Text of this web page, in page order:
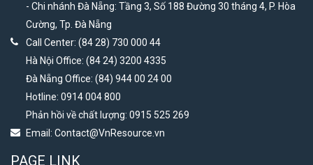
- Chi nhánh Đà Nẵng: Tầng 3, Số 188 Đường 30 tháng 4, P. Hòa
Cường, Tp. Đà Nẵng
Call Center: (84 28) 730 000 44
Hà Nội Office: (84 24) 3200 4335
Đà Nẵng Office: (84) 944 00 24 00
Hotline: 0914 004 800
Phản hồi về chất lượng: 0915 525 269
Email: Contact@VnResource.vn
PAGE LINK